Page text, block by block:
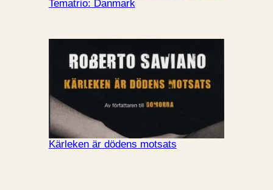
Tematrio: Danmark
Kärleken är dödens motsats